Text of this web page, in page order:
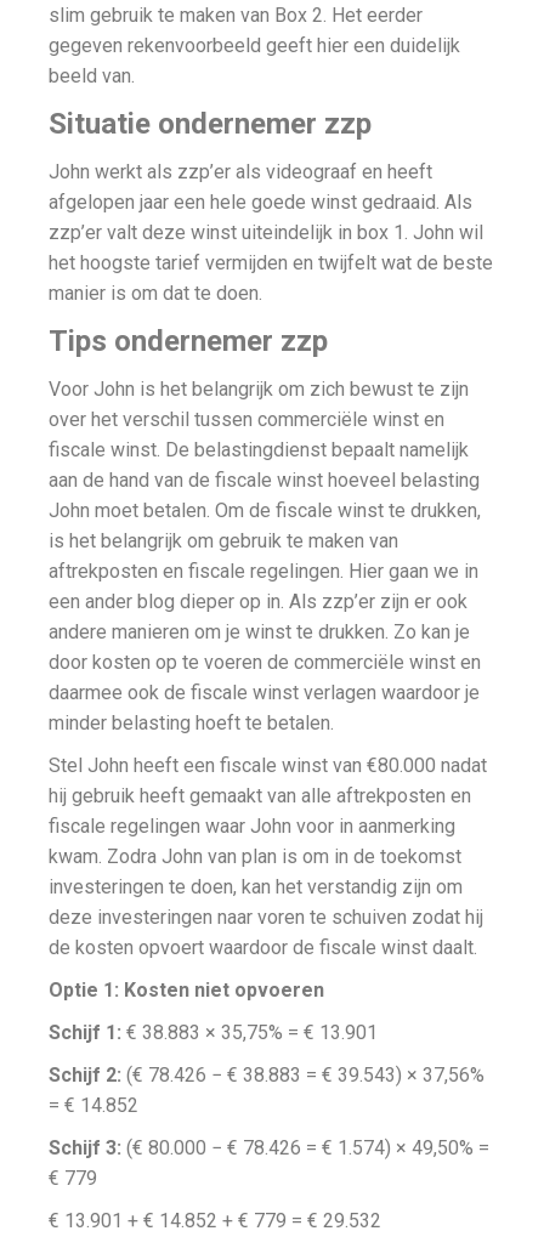
slim gebruik te maken van Box 2. Het eerder
gegeven rekenvoorbeeld geeft hier een duidelijk
beeld van.
Situatie ondernemer zzp
John werkt als zzp’er als videograaf en heeft
afgelopen jaar een hele goede winst gedraaid. Als
zzp’er valt deze winst uiteindelijk in box 1. John wil
het hoogste tarief vermijden en twijfelt wat de beste
manier is om dat te doen.
Tips ondernemer zzp
Voor John is het belangrijk om zich bewust te zijn
over het verschil tussen commerciële winst en
fiscale winst. De belastingdienst bepaalt namelijk
aan de hand van de fiscale winst hoeveel belasting
John moet betalen. Om de fiscale winst te drukken,
is het belangrijk om gebruik te maken van
aftrekposten en fiscale regelingen. Hier gaan we in
een ander blog dieper op in. Als zzp’er zijn er ook
andere manieren om je winst te drukken. Zo kan je
door kosten op te voeren de commerciële winst en
daarmee ook de fiscale winst verlagen waardoor je
minder belasting hoeft te betalen.
Stel John heeft een fiscale winst van €80.000 nadat
hij gebruik heeft gemaakt van alle aftrekposten en
fiscale regelingen waar John voor in aanmerking
kwam. Zodra John van plan is om in de toekomst
investeringen te doen, kan het verstandig zijn om
deze investeringen naar voren te schuiven zodat hij
de kosten opvoert waardoor de fiscale winst daalt.
Optie 1: Kosten niet opvoeren
Schijf 1: € 38.883 × 35,75% = € 13.901
Schijf 2: (€ 78.426 − € 38.883 = € 39.543) × 37,56%
= € 14.852
Schijf 3: (€ 80.000 − € 78.426 = € 1.574) × 49,50% =
€ 779
€ 13.901 + € 14.852 + € 779 = € 29.532